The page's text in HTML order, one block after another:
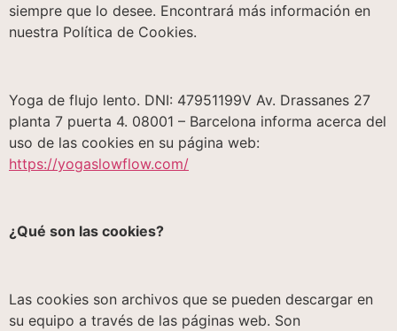
siempre que lo desee. Encontrará más información en
nuestra Política de Cookies.
Yoga de flujo lento. DNI: 47951199V Av. Drassanes 27
planta 7 puerta 4. 08001 – Barcelona informa acerca del
uso de las cookies en su página web:
https://yogaslowflow.com/
¿Qué son las cookies?
Las cookies son archivos que se pueden descargar en
su equipo a través de las páginas web. Son